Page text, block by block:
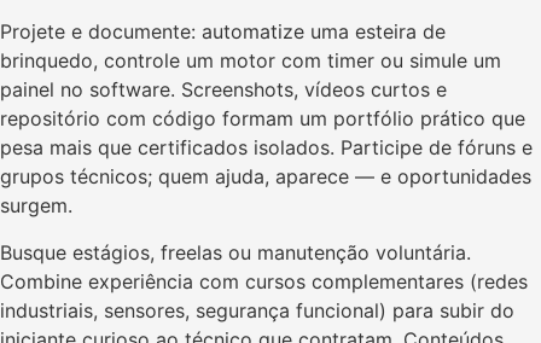
Projete e documente: automatize uma esteira de
brinquedo, controle um motor com timer ou simule um
painel no software. Screenshots, vídeos curtos e
repositório com código formam um portfólio prático que
pesa mais que certificados isolados. Participe de fóruns e
grupos técnicos; quem ajuda, aparece — e oportunidades
surgem.
Busque estágios, freelas ou manutenção voluntária.
Combine experiência com cursos complementares (redes
industriais, sensores, segurança funcional) para subir do